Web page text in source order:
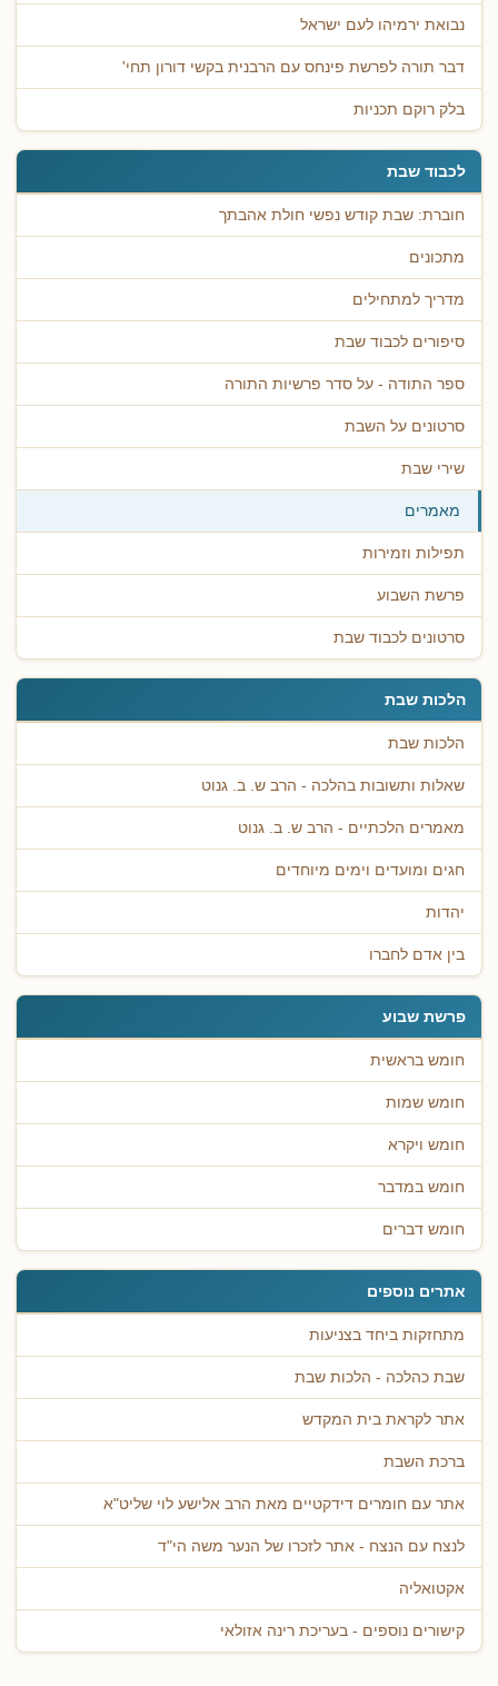
נבואת ירמיהו לעם ישראל
דבר תורה לפרשת פינחס עם הרבנית בקשי דורון תחי'
בלק רוקם תכניות
לכבוד שבת
חוברת: שבת קודש נפשי חולת אהבתך
מתכונים
מדריך למתחילים
סיפורים לכבוד שבת
ספר התודה - על סדר פרשיות התורה
סרטונים על השבת
שירי שבת
מאמרים
תפילות וזמירות
פרשת השבוע
סרטונים לכבוד שבת
הלכות שבת
הלכות שבת
שאלות ותשובות בהלכה - הרב ש. ב. גנוט
מאמרים הלכתיים - הרב ש. ב. גנוט
חגים ומועדים וימים מיוחדים
יהדות
בין אדם לחברו
פרשת שבוע
חומש בראשית
חומש שמות
חומש ויקרא
חומש במדבר
חומש דברים
אתרים נוספים
מתחזקות ביחד בצניעות
שבת כהלכה - הלכות שבת
אתר לקראת בית המקדש
ברכת השבת
אתר עם חומרים דידקטיים מאת הרב אלישע לוי שליט"א
לנצח עם הנצח - אתר לזכרו של הנער משה הי"ד
אקטואליה
קישורים נוספים - בעריכת רינה אזולאי